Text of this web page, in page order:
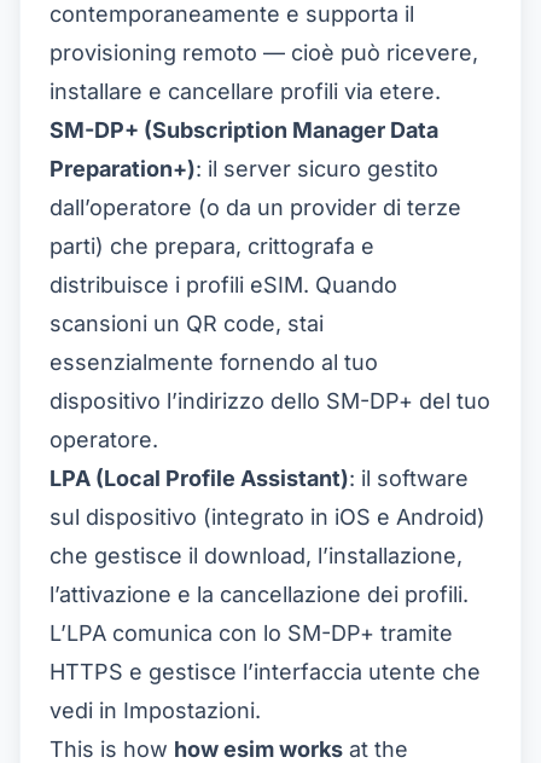
contemporaneamente e supporta il
provisioning remoto — cioè può ricevere,
installare e cancellare profili via etere.
SM-DP+ (Subscription Manager Data
Preparation+): il server sicuro gestito
dall’operatore (o da un provider di terze
parti) che prepara, crittografa e
distribuisce i profili eSIM. Quando
scansioni un QR code, stai
essenzialmente fornendo al tuo
dispositivo l’indirizzo dello SM-DP+ del tuo
operatore.
LPA (Local Profile Assistant): il software
sul dispositivo (integrato in iOS e Android)
che gestisce il download, l’installazione,
l’attivazione e la cancellazione dei profili.
L’LPA comunica con lo SM-DP+ tramite
HTTPS e gestisce l’interfaccia utente che
vedi in Impostazioni.
This is how how esim works at the
898 9